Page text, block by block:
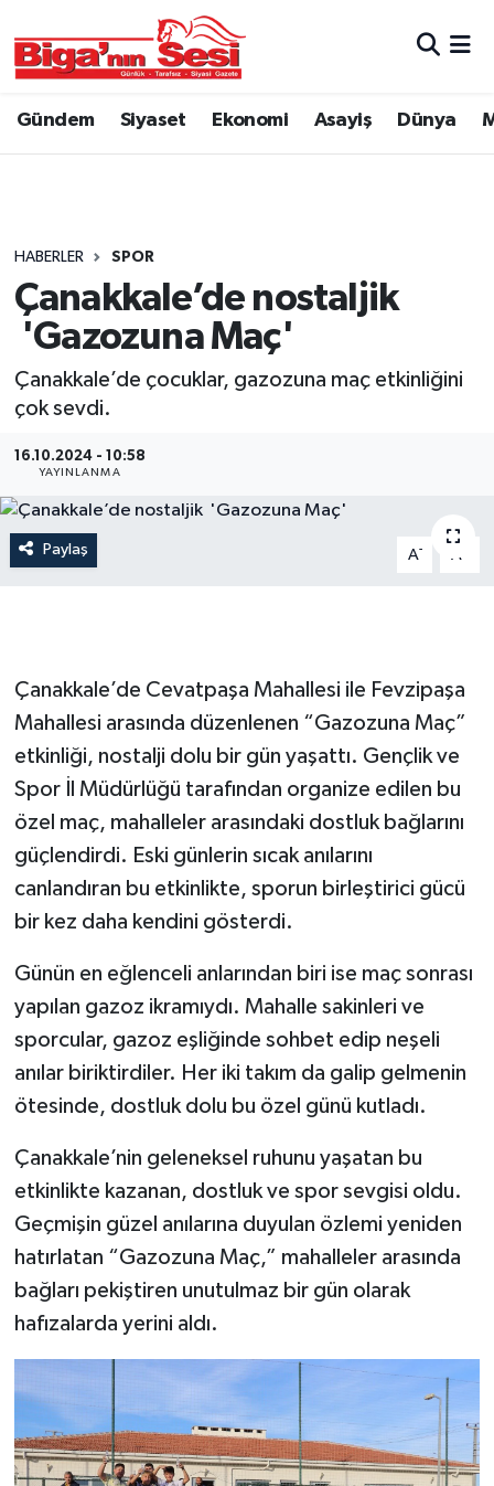
Gündem Siyaset Ekonomi Asayiş Dünya
HABERLER SPOR
Çanakkale’de nostaljik
'Gazozuna Maç'
Çanakkale’de çocuklar, gazozuna maç etkinliğini
çok sevdi.
16.10.2024 - 10:58
YAYINLANMA
Paylaş A- A
Çanakkale’de Cevatpaşa Mahallesi ile Fevzipaşa
Mahallesi arasında düzenlenen “Gazozuna Maç”
etkinliği, nostalji dolu bir gün yaşattı. Gençlik ve
Spor İl Müdürlüğü tarafından organize edilen bu
özel maç, mahalleler arasındaki dostluk bağlarını
güçlendirdi. Eski günlerin sıcak anılarını
canlandıran bu etkinlikte, sporun birleştirici gücü
bir kez daha kendini gösterdi.
Günün en eğlenceli anlarından biri ise maç sonrası
yapılan gazoz ikramıydı. Mahalle sakinleri ve
sporcular, gazoz eşliğinde sohbet edip neşeli
anılar biriktirdiler. Her iki takım da galip gelmenin
ötesinde, dostluk dolu bu özel günü kutladı.
Çanakkale’nin geleneksel ruhunu yaşatan bu
etkinlikte kazanan, dostluk ve spor sevgisi oldu.
Geçmişin güzel anılarına duyulan özlemi yeniden
hatırlatan “Gazozuna Maç,” mahalleler arasında
bağları pekiştiren unutulmaz bir gün olarak
hafızalarda yerini aldı.
Asayiş
Belediye
Dünya
Ekonomi
Genel
Gündem
Kültür Sanat
Magazin
Otomobil
Resmî ilanlar
Sağlık
Siyaset
Spor
Tarım ve Ekonomi
Ulusal
Yaşam
Çanakkale Hava Durumu
Tüm Manşetler
Son Dakika Haberleri